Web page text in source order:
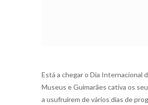
Está a chegar o Dia Internacional
Museus e Guimarães cativa os
a usufruírem de vários dias de